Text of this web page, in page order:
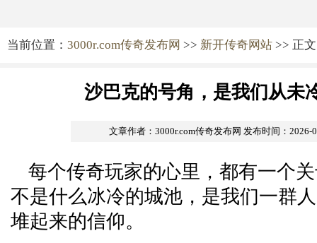
当前位置： 3000r.com传奇发布网 >> 新开传奇网站 >> 正文
沙巴克的号角，是我们从未
文章作者：3000r.com传奇发布网 发布时间：2026-
每个传奇玩家的心里，都有一个
不是什么冰冷的城池，是我们一群
堆起来的信仰。